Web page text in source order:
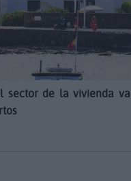
de la vivienda